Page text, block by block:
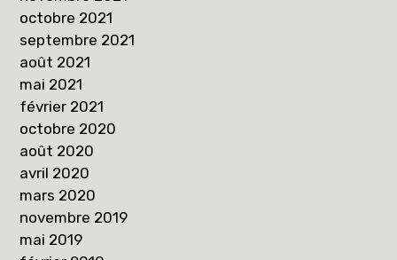
octobre 2021
septembre 2021
août 2021
mai 2021
février 2021
octobre 2020
août 2020
avril 2020
mars 2020
novembre 2019
mai 2019